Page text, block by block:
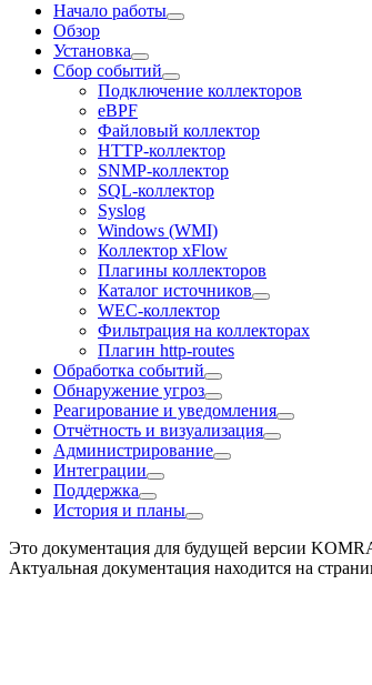
Начало работы
Обзор
Установка
Сбор событий
Подключение коллекторов
eBPF
Файловый коллектор
HTTP-коллектор
SNMP-коллектор
SQL-коллектор
Syslog
Windows (WMI)
Коллектор xFlow
Плагины коллекторов
Каталог источников
WEC-коллектор
Фильтрация на коллекторах
Плагин http-routes
Обработка событий
Обнаружение угроз
Реагирование и уведомления
Отчётность и визуализация
Администрирование
Интеграции
Поддержка
История и планы
Это документация для будущей версии
Актуальная документация находится на